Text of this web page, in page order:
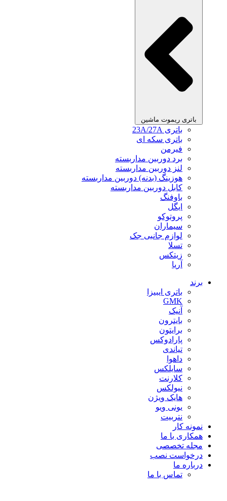
باتری ریموت ماشین
باتری 23A/27A
باتری سکه ای
فیرمن
برد دوربین مداربسته
لنز دوربین مداربسته
هوزینگ (بدنه) دوربین مداربسته
کابل دوربین مداربسته
باوفنگ
ایگل
پروتوکو
سیماران
لوازم جانبی جک
تسلا
زیتکس
آریا
برند
باتری ایبیزا
GMK
آنیک
بایترون
برایتون
پارادوکس
تیاندی
داهوا
سایلکس
کلارنت
نیولکس
هایک ویژن
یونی ویو
نتربیت
نمونه کار
همکاری با ما
مجله تخصصی
درخواست نصب
درباره ما
تماس با ما